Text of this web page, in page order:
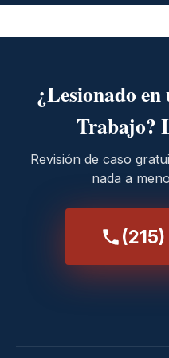
¿Lesionado
Trabajo?
Revisión de caso
nada a